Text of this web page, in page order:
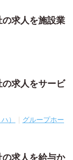
求人を施設業
求人をサービ
）
グループホー
求人を給与か